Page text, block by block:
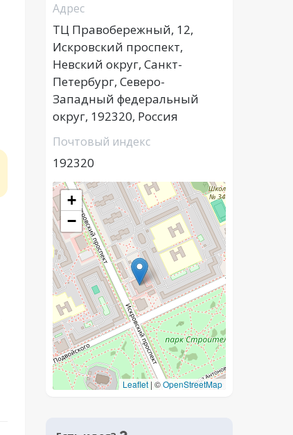
Адрес
ТЦ Правобережный, 12,
Искровский проспект,
Невский округ, Санкт-
Петербург, Северо-
Западный федеральный
округ, 192320, Россия
Почтовый индекс
192320
+
−
Leaflet | ©OpenStreetMap